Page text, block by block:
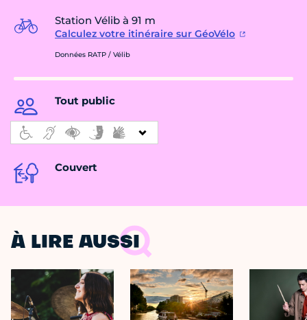
Station Vélib à 91 m
Calculez votre itinéraire sur GéoVélo
Données RATP / Vélib
Tout public
Couvert
À LIRE AUSSI